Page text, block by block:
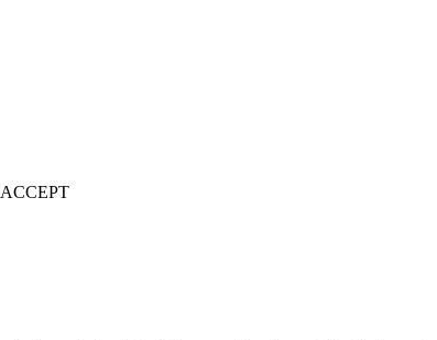
ACCEPT